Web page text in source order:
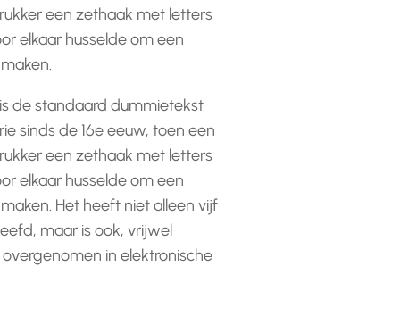
een zethaak met letters
elkaar husselde om een
de standaard dummietekst
sinds de 16e eeuw, toen een
een zethaak met letters
elkaar husselde om een
Het heeft niet alleen vijf
maar is ook, vrijwel
in elektronische